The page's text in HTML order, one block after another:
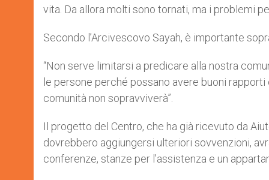
vita. Da allora molti sono tornati, ma i problemi
Secondo l’Arcivescovo Sayah, è importante
“Non serve limitarsi a predicare alla nostra
le persone perché possano avere buoni
comunità non sopravviverà”.
Il progetto del Centro, che ha già ricevuto da
dovrebbero aggiungersi ulteriori sovvenzioni,
conferenze, stanze per l’assistenza e un